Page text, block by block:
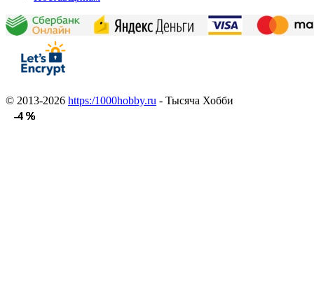
-4 %
-4 %
-4 %
-4 %
-4 %
-4 %
-4 %
-4 %
-4 %
-4 %
-4 %
-4 %
© 2013-2026 https:/1000hobby.ru - Тысяча Хобби